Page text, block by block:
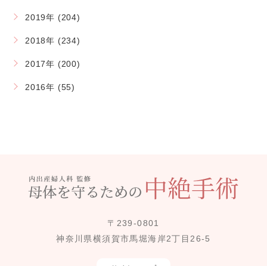
2019年 (204)
2018年 (234)
2017年 (200)
2016年 (55)
〒239-0801
神奈川県横須賀市馬堀海岸2丁目26-5